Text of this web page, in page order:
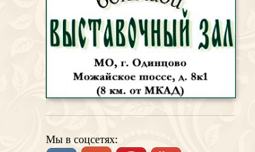
Мы в соцсетях: